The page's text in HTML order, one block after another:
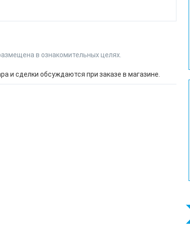
в ознакомительных целях.
и сделки обсуждаются при заказе в магазине.